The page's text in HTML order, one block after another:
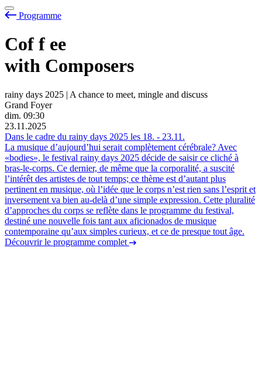
Programme
Cof f ee
with Composers
rainy days 2025 | A chance to meet, mingle and discuss
Grand Foyer
dim. 09:30
23.11.2025
Dans le cadre du rainy days 2025 les 18. - 23.11.
La musique d’aujourd’hui serait complètement cérébrale? Avec
«bodies», le festival rainy days 2025 décide de saisir ce cliché à
bras-le-corps. Ce dernier, de même que la corporalité, a suscité
l’intérêt des artistes de tout temps; ce thème est d’autant plus
pertinent en musique, où l’idée que le corps n’est rien sans l’esprit et
inversement va bien au-delà d’une simple expression. Cette pluralité
d’approches du corps se reflète dans le programme du festival,
destiné une nouvelle fois tant aux aficionados de musique
contemporaine qu’aux simples curieux, et ce de presque tout âge.
Découvrir le programme complet